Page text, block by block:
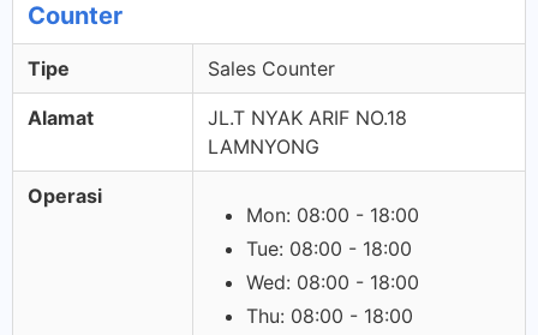
Counter
Tipe Sales Counter
Alamat
JL.T NYAK ARIF NO.18
LAMNYONG
Operasi
Mon: 08:00 - 18:00
Tue: 08:00 - 18:00
Wed: 08:00 - 18:00
Thu: 08:00 - 18:00